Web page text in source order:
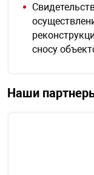
сносу
Наши